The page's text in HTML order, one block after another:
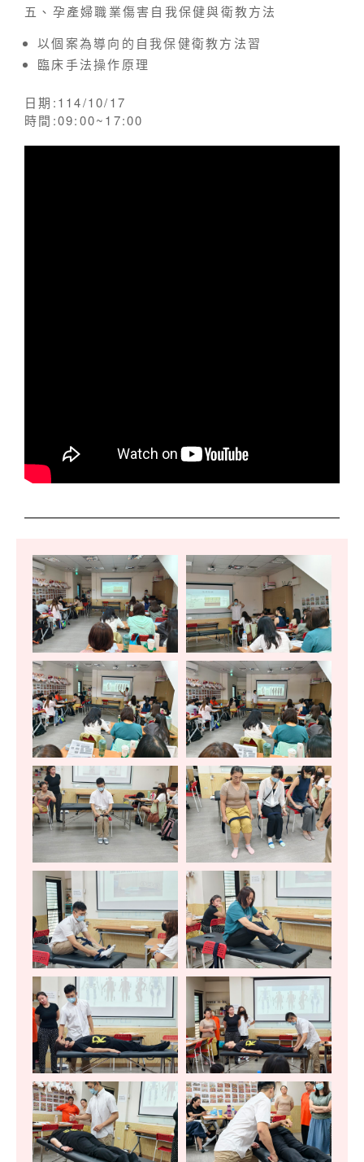
五、孕產婦職業傷害自我保健與衛教方法
以個案為導向的自我保健衛教方法習
臨床手法操作原理
日期:114/10/17
時間:09:00~17:00